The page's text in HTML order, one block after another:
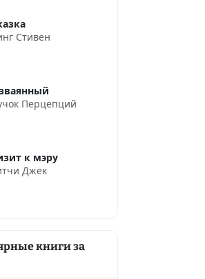
Стивен
Перцепций
к мэру
Джек
книги за